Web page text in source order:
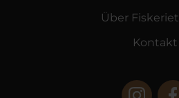
Über
Kontakt